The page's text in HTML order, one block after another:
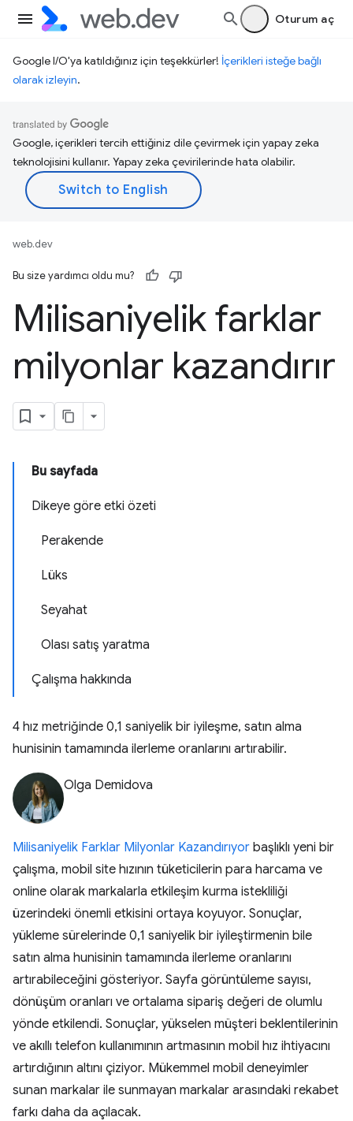
Oturum aç
Google I/O'ya katıldığınız için teşekkürler! İçerikleri isteğe bağlı
olarak izleyin.
Google, içerikleri tercih ettiğiniz dile çevirmek için yapay zeka
teknolojisini kullanır. Yapay zeka çevirilerinde hata olabilir.
web.dev
Bu size yardımcı oldu mu?
Milisaniyelik farklar
milyonlar kazandırır
Bu sayfada
Dikeye göre etki özeti
Perakende
Lüks
Seyahat
Olası satış yaratma
Çalışma hakkında
4 hız metriğinde 0,1 saniyelik bir iyileşme, satın alma
hunisinin tamamında ilerleme oranlarını artırabilir.
Olga Demidova
Milisaniyelik Farklar Milyonlar Kazandırıyor başlıklı yeni bir
çalışma, mobil site hızının tüketicilerin para harcama ve
online olarak markalarla etkileşim kurma istekliliği
üzerindeki önemli etkisini ortaya koyuyor. Sonuçlar,
yükleme sürelerinde 0,1 saniyelik bir iyileştirmenin bile
satın alma hunisinin tamamında ilerleme oranlarını
artırabileceğini gösteriyor. Sayfa görüntüleme sayısı,
dönüşüm oranları ve ortalama sipariş değeri de olumlu
yönde etkilendi. Sonuçlar, yükselen müşteri beklentilerinin
ve akıllı telefon kullanımının artmasının mobil hız ihtiyacını
artırdığının altını çiziyor. Mükemmel mobil deneyimler
sunan markalar ile sunmayan markalar arasındaki rekabet
farkı daha da açılacak.